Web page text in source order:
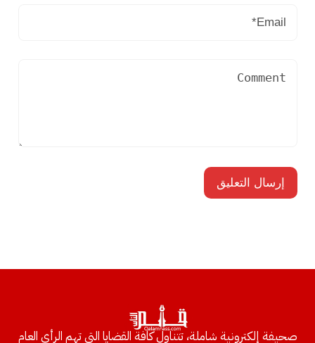
صحيفة إلكترونية شاملة، تتناول كافة القضايا التي تهم الرأي العام